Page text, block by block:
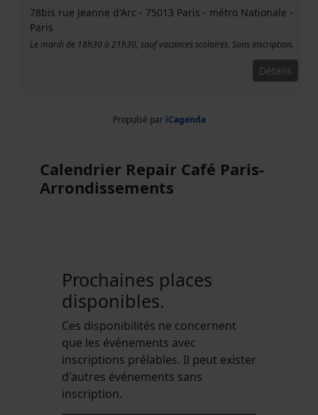
78bis rue Jeanne d'Arc - 75013 Paris - métro Nationale -
Paris
Le mardi de 18h30 à 21h30, sauf vacances scolaires. Sans inscription.
Détails
Propulsé par iCagenda
Calendrier Repair Café Paris-
Arrondissements
Prochaines places
disponibles.
Ces disponibilités ne concernent
que les événements avec
inscriptions prélables. Il peut exister
d'autres événements sans
inscription.